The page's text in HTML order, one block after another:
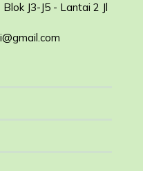
J3-J5 - Lantai 2 Jl